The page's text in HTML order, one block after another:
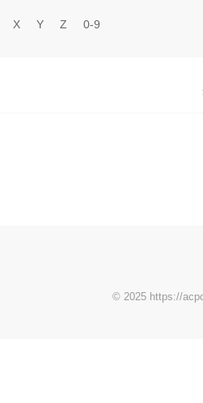
X Y Z 0-9
© 2025 https://